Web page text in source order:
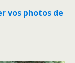
vos photos de